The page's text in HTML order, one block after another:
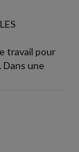
travail pour
Dans une